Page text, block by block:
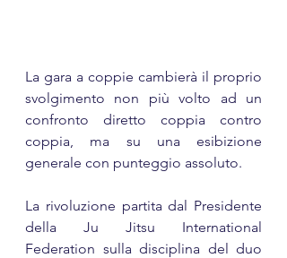
La gara a coppie cambierà il proprio
svolgimento non più volto ad un
confronto diretto coppia contro
coppia, ma su una esibizione
generale con punteggio assoluto.
La rivoluzione partita dal Presidente
della Ju Jitsu International
Federation sulla disciplina del duo